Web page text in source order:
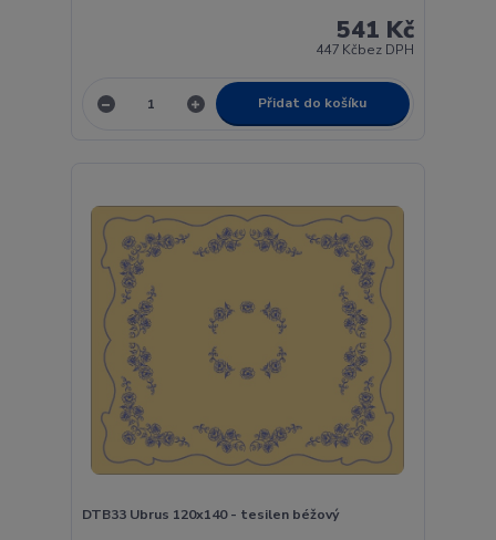
541 Kč
447 Kčbez DPH
Přidat do košíku
DTB33 Ubrus 120x140 - tesilen béžový